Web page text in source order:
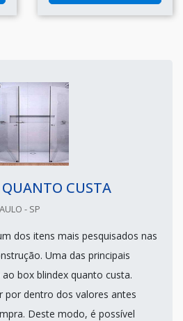
CUSTA
- SP
dos itens mais pesquisados nas
Uma das principais
box blindex quanto custa.
por dentro dos valores antes
Deste modo, é possível